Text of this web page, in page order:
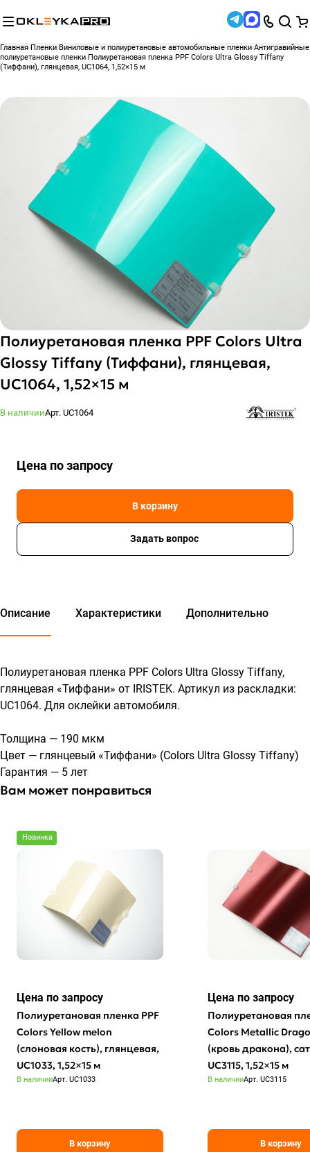
Главная Пленки Виниловые и полиуретановые автомобильные пленки Антигравийные
полиуретановые пленки Полиуретановая пленка PPF Colors Ultra Glossy Tiffany
(Тиффани), глянцевая, UC1064, 1,52×15 м
Полиуретановая пленка PPF Colors Ultra
Glossy Tiffany (Тиффани), глянцевая,
UC1064, 1,52×15 м
В наличииАрт. UC1064
Цена по запросу
В корзину
Задать вопрос
Описание Характеристики Дополнительно
Полиуретановая пленка PPF Colors Ultra Glossy Tiffany,
глянцевая «Тиффани» от IRISTEK. Артикул из раскладки:
UC1064. Для оклейки автомобиля.
Толщина — 190 мкм
Цвет — глянцевый «Тиффани» (Colors Ultra Glossy Tiffany)
Гарантия — 5 лет
Вам может понравиться
Новинка
Цена по запросу
Полиуретановая пленка PPF
Colors Yellow melon
(слоновая кость), глянцевая,
UC1033, 1,52×15 м
В наличииАрт. UC1033
В корзину
Цена по запросу
Полиуретановая
Colors Metalliс
(кровь дракона),
UC3115, 1,52×15 м
В наличииАрт. UC3115
В корзину